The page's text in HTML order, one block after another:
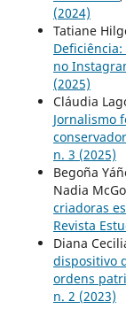
(2024)
Tatiane
no
(2025)
Cláudia
Jornalismo
n. 3 (2025)
Begoña
Nadia
criadoras
Revista
Diana
dispositivo
ordens
n. 2 (2023)